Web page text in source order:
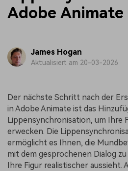
Adobe Animate
James Hogan
Aktualisiert am 20-03-2026
Der nächste Schritt nach der
in Adobe Animate ist das
Lippensynchronisation, um Ihre
erwecken. Die
ermöglicht es Ihnen, die
mit dem gesprochenen Dialog
Ihre Figur realistischer